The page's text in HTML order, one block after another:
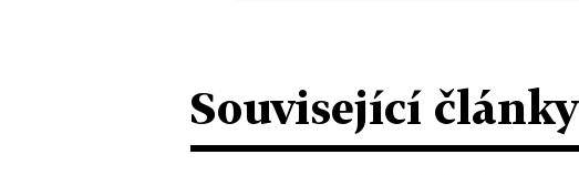
Související články